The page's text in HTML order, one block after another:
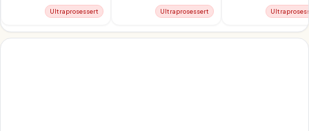
Ultraprosessert Ultraprosessert